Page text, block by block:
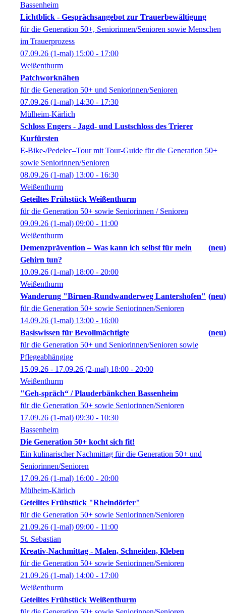
Bassenheim
Lichtblick - Gesprächsangebot zur Trauerbewältigung
für die Generation 50+, Seniorinnen/Senioren sowie Menschen
im Trauerprozess
07.09.26 (1-mal) 15:00 - 17:00
Weißenthurm
Patchworknähen
für die Generation 50+ und Seniorinnen/Senioren
07.09.26 (1-mal) 14:30 - 17:30
Mülheim-Kärlich
Schloss Engers - Jagd- und Lustschloss des Trierer
Kurfürsten
E-Bike-/Pedelec–Tour mit Tour-Guide für die Generation 50+
sowie Seniorinnen/Senioren
08.09.26 (1-mal) 13:00 - 16:30
Weißenthurm
Geteiltes Frühstück Weißenthurm
für die Generation 50+ sowie Seniorinnen / Senioren
09.09.26 (1-mal) 09:00 - 11:00
Weißenthurm
Demenzprävention – Was kann ich selbst für mein
Gehirn tun?
neu
10.09.26 (1-mal) 18:00 - 20:00
Weißenthurm
Wanderung "Birnen-Rundwanderweg Lantershofen"
neu
für die Generation 50+ sowie Seniorinnen/Senioren
14.09.26 (1-mal) 13:00 - 16:00
Basiswissen für Bevollmächtigte
neu
für die Generation 50+ und Seniorinnen/Senioren sowie
Pflegeabhängige
15.09.26 - 17.09.26 (2-mal) 18:00 - 20:00
Weißenthurm
"Geh-spräch“ / Plauderbänkchen Bassenheim
für die Generation 50+ sowie Seniorinnen/Senioren
17.09.26 (1-mal) 09:30 - 10:30
Bassenheim
Die Generation 50+ kocht sich fit!
Ein kulinarischer Nachmittag für die Generation 50+ und
Seniorinnen/Senioren
17.09.26 (1-mal) 16:00 - 20:00
Mülheim-Kärlich
Geteiltes Frühstück "Rheindörfer"
für die Generation 50+ sowie Seniorinnen/Senioren
21.09.26 (1-mal) 09:00 - 11:00
St. Sebastian
Kreativ-Nachmittag - Malen, Schneiden, Kleben
für die Generation 50+ sowie Seniorinnen/Senioren
21.09.26 (1-mal) 14:00 - 17:00
Weißenthurm
Geteiltes Frühstück Weißenthurm